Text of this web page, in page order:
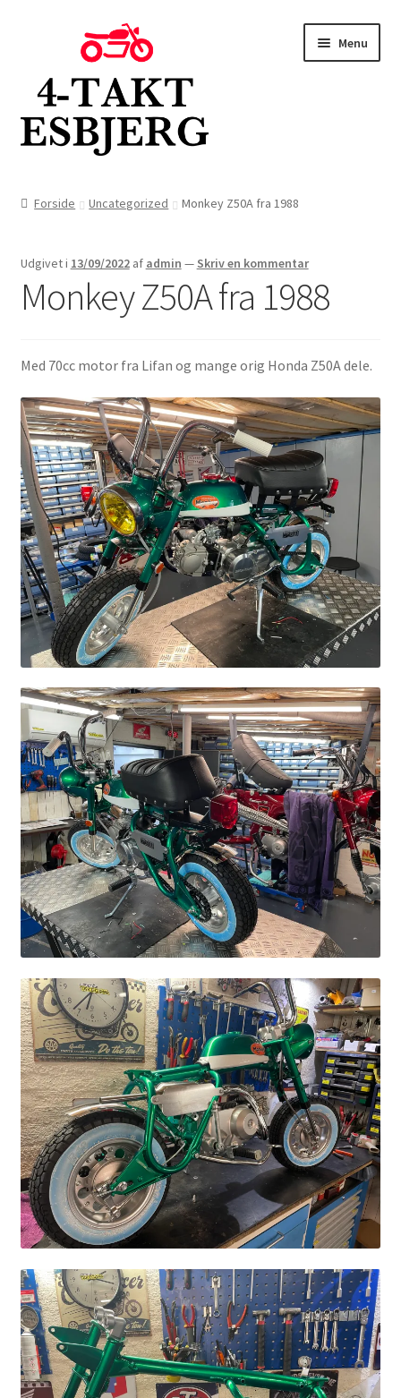
navigation
indhold
Menu
Kontakt
Blog
Solgte Maskiner
Video fra 4-takt Esbjerg
Forside Uncategorized Monkey Z50A fra 1988
Udgivet i 13/09/2022 af admin — Skriv en kommentar
Monkey Z50A fra 1988
Med 70cc motor fra Lifan og mange orig Honda Z50A dele.